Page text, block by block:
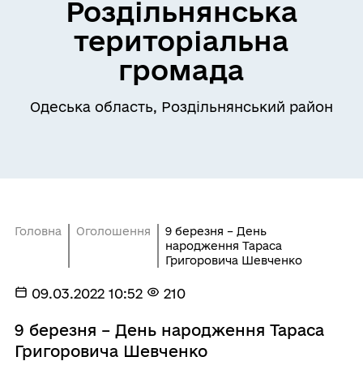
Роздільнянська
територіальна
громада
Одеська область, Роздільнянський район
Головна Оголошення
9 березня – День
народження Тараса
Григоровича Шевченко
09.03.2022 10:52 210
9 березня – День народження Тараса
Григоровича Шевченко